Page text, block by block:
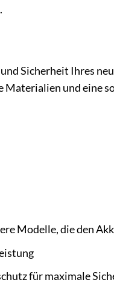
Sicherheit Ihres
und eine
Modelle, die den
für maximale